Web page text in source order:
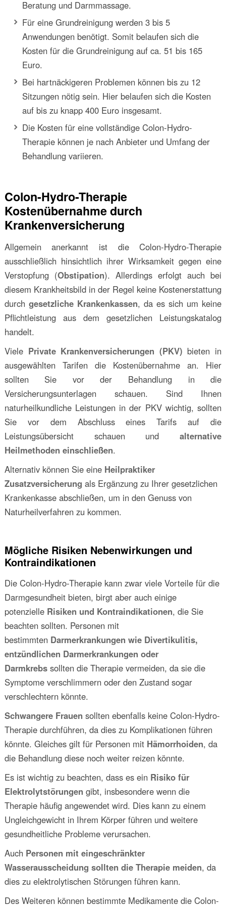
Beratung und Darmmassage.
Für eine Grundreinigung werden 3 bis 5
Anwendungen benötigt. Somit belaufen sich die
Kosten für die Grundreinigung auf ca. 51 bis 165
Euro.
Bei hartnäckigeren Problemen können bis zu 12
Sitzungen nötig sein. Hier belaufen sich die Kosten
auf bis zu knapp 400 Euro insgesamt.
Die Kosten für eine vollständige Colon-Hydro-
Therapie können je nach Anbieter und Umfang der
Behandlung variieren.
Colon-Hydro-Therapie
Kostenübernahme durch
Krankenversicherung
Allgemein anerkannt ist die Colon-Hydro-Therapie
ausschließlich hinsichtlich ihrer Wirksamkeit gegen eine
Verstopfung (Obstipation). Allerdings erfolgt auch bei
diesem Krankheitsbild in der Regel keine Kostenerstattung
durch gesetzliche Krankenkassen, da es sich um keine
Pflichtleistung aus dem gesetzlichen Leistungskatalog
handelt.
Viele Private Krankenversicherungen (PKV) bieten in
ausgewählten Tarifen die Kostenübernahme an. Hier
sollten Sie vor der Behandlung in die
Versicherungsunterlagen schauen. Sind Ihnen
naturheilkundliche Leistungen in der PKV wichtig, sollten
Sie vor dem Abschluss eines Tarifs auf die
Leistungsübersicht schauen undalternative
Heilmethoden einschließen.
Alternativ können Sie eine Heilpraktiker
Zusatzversicherung als Ergänzung zu Ihrer gesetzlichen
Krankenkasse abschließen, um in den Genuss von
Naturheilverfahren zu kommen.
Mögliche Risiken Nebenwirkungen und
Kontraindikationen
Die Colon-Hydro-Therapie kann zwar viele Vorteile für die
Darmgesundheit bieten, birgt aber auch einige
potenzielle Risiken und Kontraindikationen, die Sie
beachten sollten. Personen mit
bestimmten Darmerkrankungen wie Divertikulitis,
entzündlichen Darmerkrankungen oder
Darmkrebssollten die Therapie vermeiden, da sie die
Symptome verschlimmern oder den Zustand sogar
verschlechtern könnte.
Schwangere Frauen sollten ebenfalls keine Colon-Hydro-
Therapie durchführen, da dies zu Komplikationen führen
könnte. Gleiches gilt für Personen mit Hämorrhoiden, da
die Behandlung diese noch weiter reizen könnte.
Es ist wichtig zu beachten, dass es ein Risiko für
Elektrolytstörungen gibt, insbesondere wenn die
Therapie häufig angewendet wird. Dies kann zu einem
Ungleichgewicht in Ihrem Körper führen und weitere
gesundheitliche Probleme verursachen.
Auch Personen mit eingeschränkter
Wasserausscheidung sollten die Therapie meiden, da
dies zu elektrolytischen Störungen führen kann.
Des Weiteren können bestimmte Medikamente die Colon-